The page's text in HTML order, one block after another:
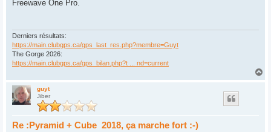
Freewave One Pro.
Derniers résultats:
https://main.clubgps.ca/gps_last_res.php?membre=Guyt
The Gorge 2026:
https://main.clubgps.ca/gps_bilan.php?t ... nd=current
a
guyt
Jiber
Re :Pyramid + Cube 2018, ça marche fort :-)